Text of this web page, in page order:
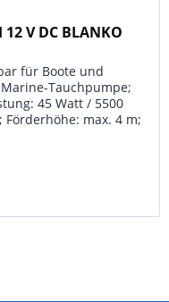
V DC BLANKO
für Boote und
Tauchpumpe;
45 Watt / 5500
max. 4 m;